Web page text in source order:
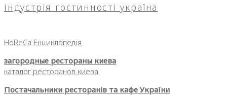
індустрія гостинності україна
HoReCa Енциклопедія
загородные рестораны киева
каталог ресторанов киева
Постачальники ресторанів та кафе України